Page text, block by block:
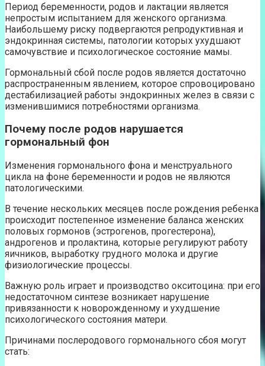
Период беременности, родов и лактации является
непростым испытанием для женского организма.
Наибольшему риску подвергаются репродуктивная и
эндокринная системы, патологии которых ухудшают
самочувствие и психологическое состояние мамы.
Гормональный сбой после родов является достаточно
распространенным явлением, которое спровоцировано
дестабилизацией работы эндокринных желез в связи с
изменившимися потребностями организма.
Почему после родов нарушается
гормональный фон
Изменения гормонального фона и менструального
цикла на фоне беременности и родов не являются
патологическими.
В течение нескольких месяцев после рождения ребенка
происходит постепенное изменение баланса женских
половых гормонов (эстрогенов, прогестерона),
андрогенов и пролактина, которые регулируют работу
яичников, выработку грудного молока и другие
физиологические процессы.
Важную роль играет и производство окситоцина: при его
недостаточном синтезе возникает нарушение
привязанности к новорожденному и ухудшение
психологического состояния матери.
Причинами послеродового гормонального сбоя могут
стать: